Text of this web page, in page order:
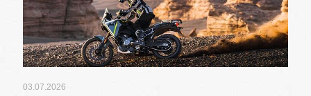
03.07.2026